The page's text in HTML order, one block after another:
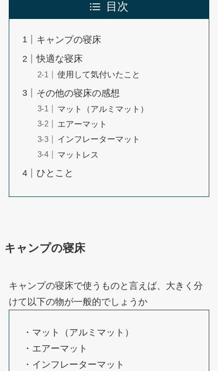
目次
キャンプの寝床
快適な寝床
使用して気付いたこと
その他の寝床の感想
マット（アルミマット）
エアーマット
インフレーターマット
マットレス
ひとこと
キャンプの寝床
キャンプの寝床で使うものと言えば、大きく分
けて以下の物が一般的でしょうか
・マット（アルミマット）
・エアーマット
・インフレーターマット